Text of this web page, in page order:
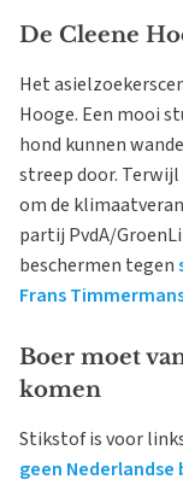
De Cleene
Het
Hooge. Een mooi
hond kunnen
streep door. Terwijl
om de
partij PvdA/
beschermen tegen
Frans
Boer moet
komen
Stikstof is voor
geen